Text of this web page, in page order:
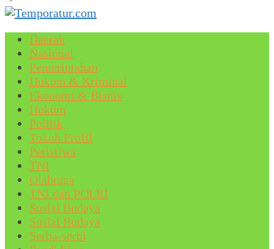
Daerah
Nasional
Pemerintahan
Hukum & Kriminal
Ekonomi & Bisnis
Hukum
Politik
Tokoh Profil
Peristiwa
TNI
Olahraga
TNI dan POLRI
Sosial Budaya
Sosial Budaya
Serba-serbi